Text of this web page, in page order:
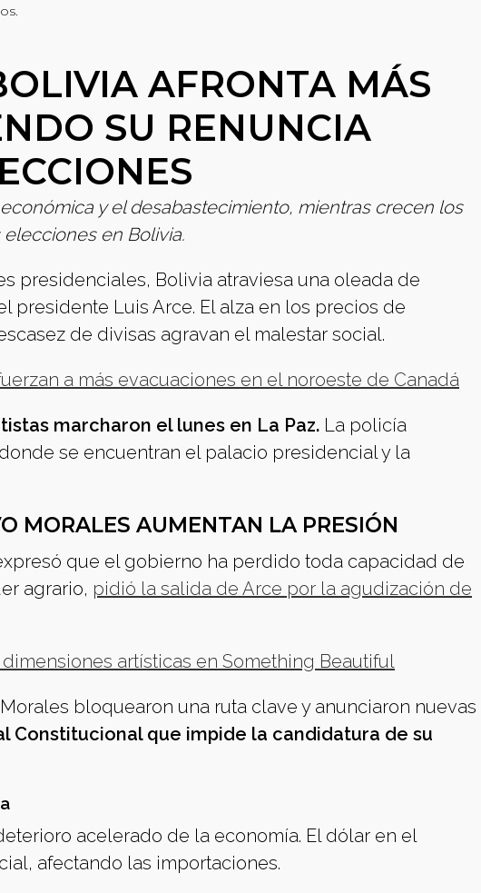
AFRONTA MÁS
SU RENUNCIA
y el desabastecimiento, mientras crecen los
en Bolivia.
presidenciales, Bolivia atraviesa una oleada de
presidente Luis Arce. El alza en los precios de
de divisas agravan el malestar social.
a más evacuaciones en el noroeste de Canadá
marcharon el lunes en La Paz. La policía
se encuentran el palacio presidencial y la
MORALES AUMENTAN LA PRESIÓN
que el gobierno ha perdido toda capacidad de
agrario, pidió la salida de Arce por la agudización de
artísticas en Something Beautiful
bloquearon una ruta clave y anunciaron nuevas
Constitucional que impide la candidatura de su
acelerado de la economía. El dólar en el
afectando las importaciones.